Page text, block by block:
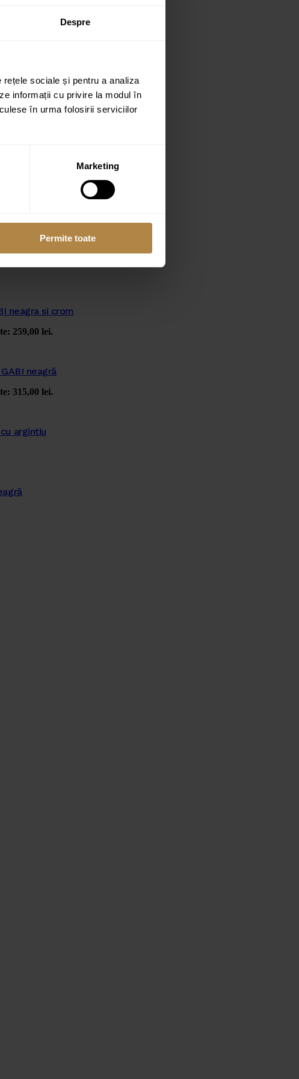
Despre
sociale și pentru a analiza
informații cu privire la modul în
în urma folosirii serviciilor
Marketing
Permite toate
neagra si crom
259,00 lei.
neagră
315,00 lei.
argintiu